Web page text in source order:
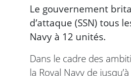
Le gouvernement
d’attaque (SSN) tous
Navy à 12 unités.
Dans le cadre des
la Royal Navy de